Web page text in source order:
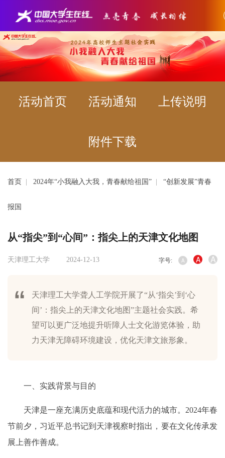
活动首页 活动通知 上传说明
附件下载
首页 2024年“小我融入大我，青春献给祖国” “创新发展”青春
报国
从“指尖”到“心间”：指尖上的天津文化地图
天津理工大学 2024-12-13 字号: A A A
天津理工大学聋人工学院开展了“从‘指尖’到‘心
间’：指尖上的天津文化地图”主题社会实践。希
望可以更广泛地提升听障人士文化游览体验，助
力天津无障碍环境建设，优化天津文旅形象。
一、实践背景与目的
天津是一座充满历史底蕴和现代活力的城市。2024年春
节前夕，习近平总书记到天津视察时指出，要在文化传承发
展上善作善成。